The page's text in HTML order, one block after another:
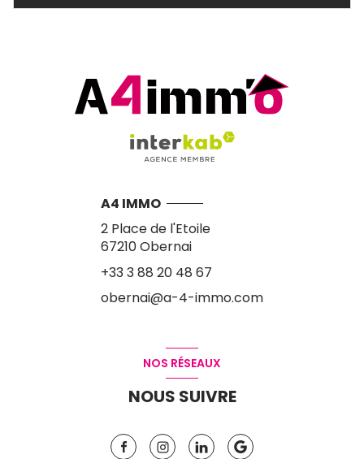
A4 IMMO
2 Place de l'Etoile
67210Obernai
+33 3 88 20 48 67
obernai@a-4-immo.com
NOS RÉSEAUX
NOUS SUIVRE